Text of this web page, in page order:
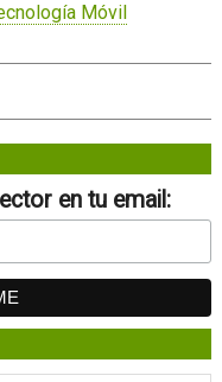
Móvil
en tu email: